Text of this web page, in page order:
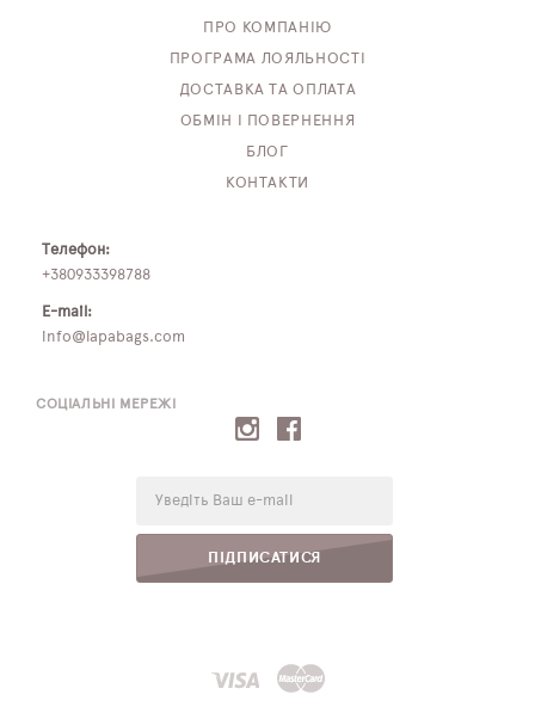
СОЦІАЛЬНІ МЕРЕЖІ
ПІДПИСАТИСЯ
ПРО КОМПАНІЮ
ПРОГРАМА ЛОЯЛЬНОСТІ
ДОСТАВКА ТА ОПЛАТА
ОБМІН І ПОВЕРНЕННЯ
БЛОГ
КОНТАКТИ
Телефон:
+380933398788
E-mail:
info@lapabags.com